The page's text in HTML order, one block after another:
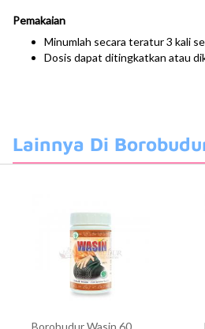
Pemakaian
Minumlah secara teratur 3 kali
Dosis dapat ditingkatkan atau
Lainnya Di
Borobudur Wasin 60